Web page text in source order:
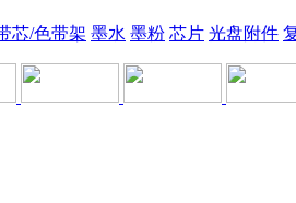
芯/色带架 墨水 墨粉 芯片 光盘附件